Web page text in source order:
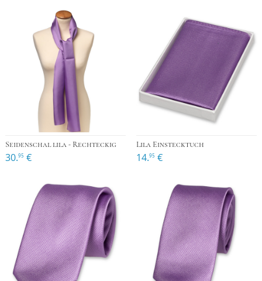
Seidenschal lila - Rechteckig
30.95 €
Lila Einstecktuch
14.95 €